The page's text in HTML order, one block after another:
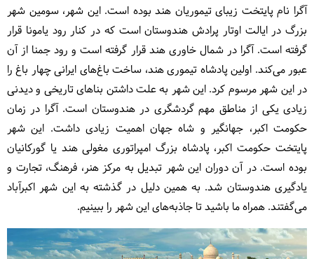
آگرا نام پایتخت زیبای تیموریان هند بوده است. این شهر، سومین شهر
بزرگ در ایالت اوتار پرادش هندوستان است که در کنار رود یامونا قرار
گرفته است. آگرا در شمال خاوری هند قرار گرفته است و رود جمنا از آن
عبور می‌کند. اولین پادشاه تیموری هند، ساخت باغ‌های ایرانی چهار باغ را
در این شهر مرسوم کرد. این شهر به علت داشتن بناهای تاریخی و دیدنی
زیادی یکی از مناطق مهم گردشگری در هندوستان است. آگرا در زمان
حکومت اکبر، جهانگیر و شاه جهان اهمیت زیادی داشت. این شهر
پایتخت حکومت اکبر، پادشاه بزرگ امپراتوری مغولی هند یا گورکانیان
بوده است. در آن دوران این شهر تبدیل به مرکز هنر، فرهنگ، تجارت و
یادگیری هندوستان شد. به همین دلیل در گذشته به این شهر اکبرآباد
می‌گفتند. همراه ما باشید تا جاذبه‌های این شهر را ببینیم.